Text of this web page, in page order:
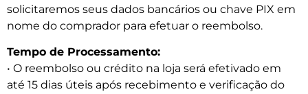
solicitaremos seus dados bancários ou chave PIX em
nome do comprador para efetuar o reembolso.
Tempo de Processamento:
• O reembolso ou crédito na loja será efetivado em
até 15 dias úteis após recebimento e verificação do